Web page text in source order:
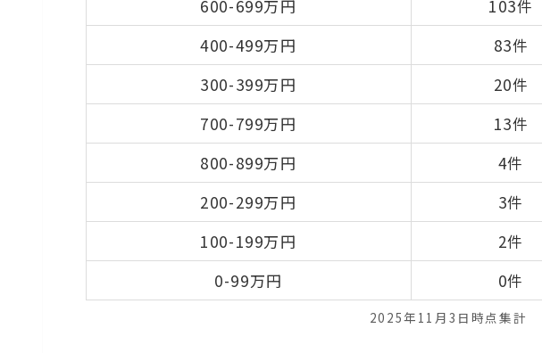
600-699万円 103件
400-499万円
83件
300-399万円
20件
700-799万円
13件
800-899万円
4件
200-299万円
3件
100-199万円
2件
0-99万円
0件
2025年11月3日時点集計